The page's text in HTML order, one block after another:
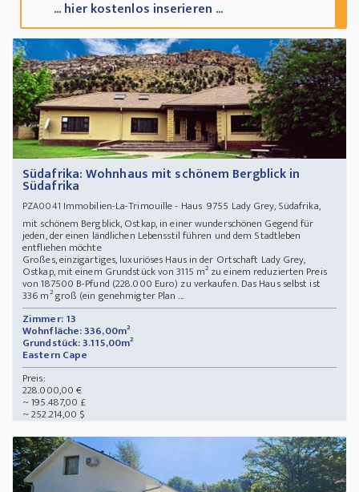
... hier kostenlos inserieren ...
Südafrika: Wohnhaus mit schönem Bergblick in
Südafrika
PZA0041 Immobilien-La-Trimouille - Haus 9755 Lady Grey, Südafrika,
mit schönem Bergblick, Ostkap, in einer wunderschönen Gegend für
jeden, der einen ländlichen Lebensstil führen und dem Stadtleben
entfliehen möchte
Großes, einzigartiges, luxuriöses Haus in der Ortschaft Lady Grey,
Ostkap, mit einem Grundstück von 3115 m² zu einem reduzierten Preis
von 187500 B-Pfund (228.000 Euro) zu verkaufen. Das Haus selbst ist
336 m² groß (ein genehmigter Plan ...
Zimmer: 13
Wohnfläche: 336,00m²
Grundstück: 3.115,00m²
Eastern Cape
Preis:
228.000,00 €
~ 195.487,00 £
~ 252.214,00 $